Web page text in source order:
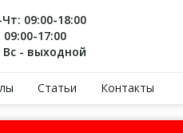
09:00-18:00
09:00-17:00
Вс - выходной
Статьи Контакты